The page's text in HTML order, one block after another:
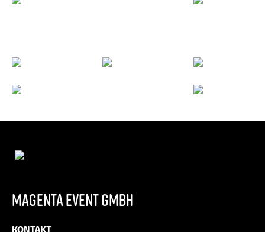
magenta Event gmbH